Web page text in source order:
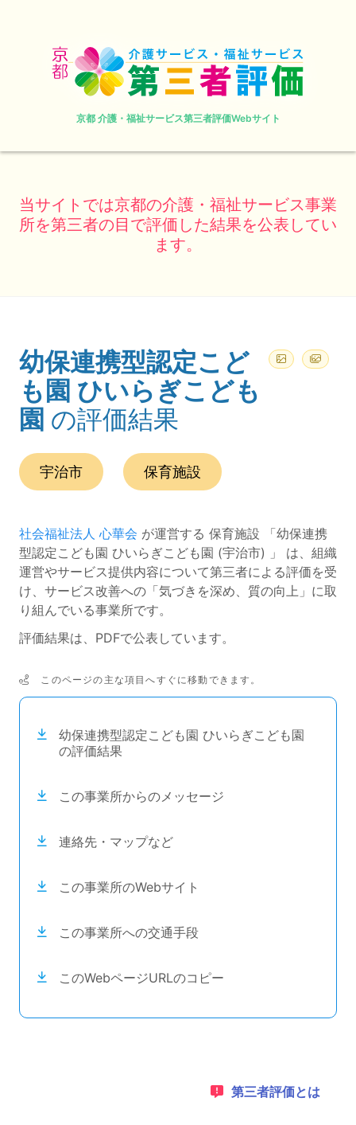
京都 介護・福祉サービス第三者評価Webサイト
当サイトでは京都の介護・福祉サービス事業
所を第三者の目で評価した結果を公表してい
ます。
(ページのタイトル)
幼保連携型認定こど
も園 ひいらぎこども
園 の評価結果
この事業所の所在エリアは、
宇治市
です。
種別は
保育施設
社会福祉法人 心華会 が運営する 保育施設 「幼保連携
型認定こども園 ひいらぎこども園 (宇治市) 」 は、組織
運営やサービス提供内容について第三者による評価を受
け、サービス改善への「気づきを深め、質の向上」に取
り組んでいる事業所です。
評価結果は、PDFで公表しています。
次のコンテンツは目次ナビゲーションリンクです。
このページの主な項目へすぐに移動できます。
幼保連携型認定こども園 ひいらぎこども園
の評価結果
この事業所からのメッセージ
連絡先・マップなど
この事業所のWebサイト
この事業所への交通手段
このWebページURLのコピー
1：
第三者評価とは